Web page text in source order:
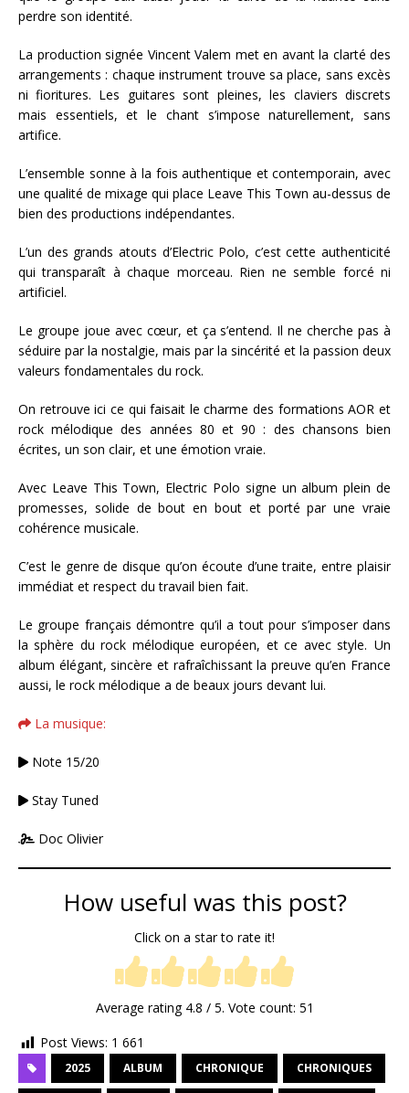
perdre son identité.
La production signée Vincent Valem met en avant la clarté des
arrangements : chaque instrument trouve sa place, sans excès
ni fioritures. Les guitares sont pleines, les claviers discrets
mais essentiels, et le chant s’impose naturellement, sans
artifice.
L’ensemble sonne à la fois authentique et contemporain, avec
une qualité de mixage qui place Leave This Town au-dessus de
bien des productions indépendantes.
L’un des grands atouts d’Electric Polo, c’est cette authenticité
qui transparaît à chaque morceau. Rien ne semble forcé ni
artificiel.
Le groupe joue avec cœur, et ça s’entend. Il ne cherche pas à
séduire par la nostalgie, mais par la sincérité et la passion deux
valeurs fondamentales du rock.
On retrouve ici ce qui faisait le charme des formations AOR et
rock mélodique des années 80 et 90 : des chansons bien
écrites, un son clair, et une émotion vraie.
Avec Leave This Town, Electric Polo signe un album plein de
promesses, solide de bout en bout et porté par une vraie
cohérence musicale.
C’est le genre de disque qu’on écoute d’une traite, entre plaisir
immédiat et respect du travail bien fait.
Le groupe français démontre qu’il a tout pour s’imposer dans
la sphère du rock mélodique européen, et ce avec style. Un
album élégant, sincère et rafraîchissant la preuve qu’en France
aussi, le rock mélodique a de beaux jours devant lui.
La musique:
Note 15/20
Stay Tuned
Doc Olivier
How useful was this post?
Click on a star to rate it!
Average rating 4.8 / 5. Vote count: 51
Post Views: 1 661
2025 ALBUM CHRONIQUE CHRONIQUES